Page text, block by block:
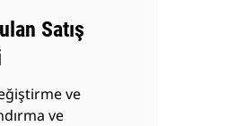
Satış
ve
ve